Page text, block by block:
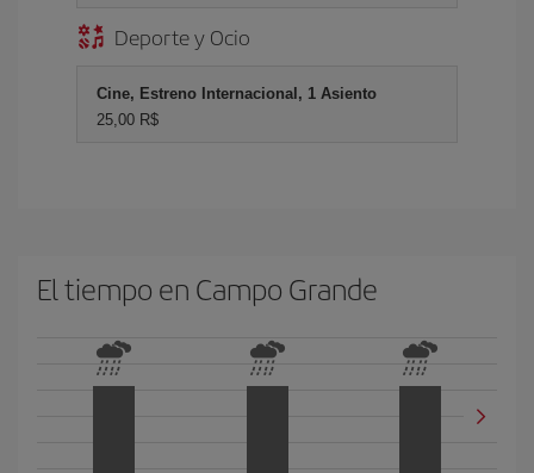
Deporte y Ocio
Cine, Estreno Internacional, 1 Asiento
25,00 R$
El tiempo en Campo Grande